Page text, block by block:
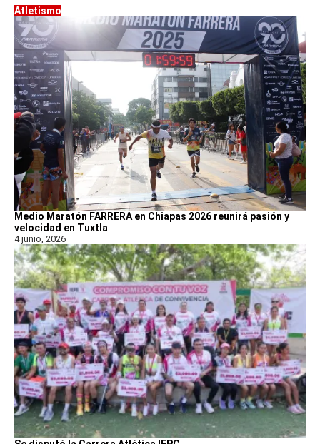
Atletismo
Medio Maratón FARRERA en Chiapas 2026 reunirá pasión y
velocidad en Tuxtla
4 junio, 2026